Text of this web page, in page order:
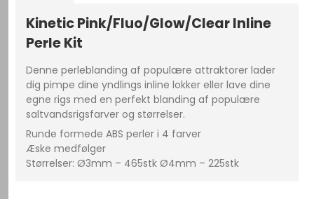
Kinetic Pink/Fluo/Glow/Clear Inline
Perle Kit
Denne perleblanding af populære attraktorer lader
dig pimpe dine yndlings inline lokker eller lave dine
egne rigs med en perfekt blanding af populære
saltvandsrigsfarver og størrelser.
Runde formede ABS perler i 4 farver
Æske medfølger
Størrelser: Ø3mm – 465stk Ø4mm – 225stk